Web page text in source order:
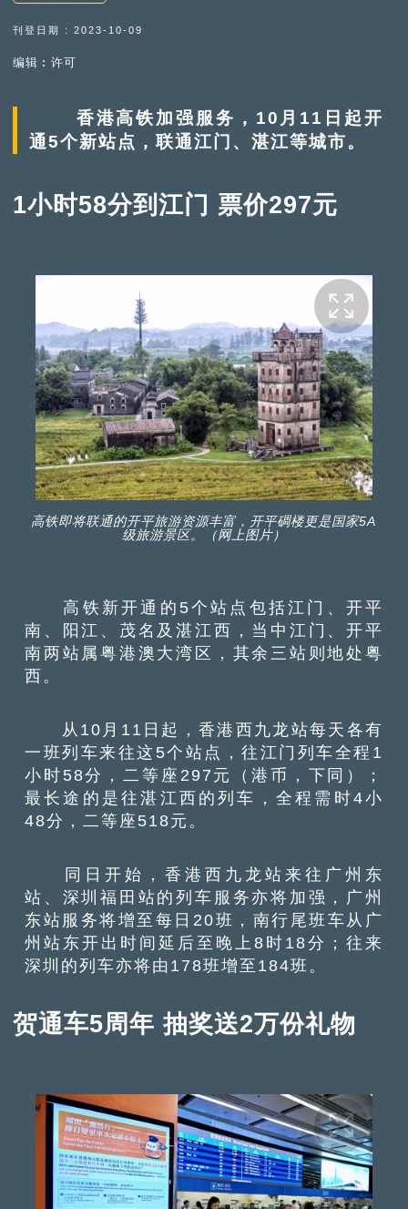
刊登日期 : 2023-10-09
编辑︰许可
香港高铁加强服务，10月11日起开
通5个新站点，联通江门、湛江等城市。
1小时58分到江门 票价297元
高铁即将联通的开平旅游资源丰富，开平碉楼更是国家5A
级旅游景区。（网上图片）
高铁新开通的5个站点包括江门、开平
南、阳江、茂名及湛江西，当中江门、开平
南两站属粤港澳大湾区，其余三站则地处粤
西。
从10月11日起，香港西九龙站每天各有
一班列车来往这5个站点，往江门列车全程1
小时58分，二等座297元（港币，下同）；
最长途的是往湛江西的列车，全程需时4小
48分，二等座518元。
同日开始，香港西九龙站来往广州东
站、深圳福田站的列车服务亦将加强，广州
东站服务将增至每日20班，南行尾班车从广
州站东开出时间延后至晚上8时18分；往来
深圳的列车亦将由178班增至184班。
贺通车5周年 抽奖送2万份礼物